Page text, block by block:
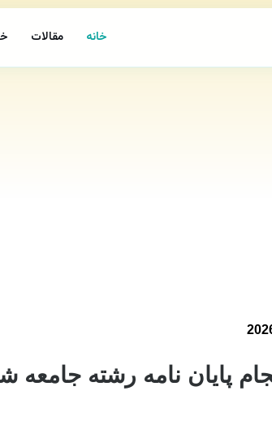
خانه مقالات
پایان نامه رشته جامعه